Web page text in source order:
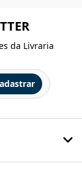
da Livraria